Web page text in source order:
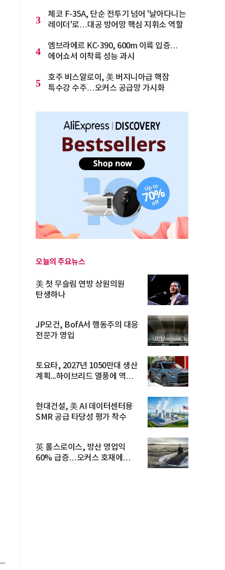
3
체코 F-35A, 단순 전투기 넘어 '날아다니는
레이더'로…대공 방어망 핵심 지휘소 역할
4
엠브라에르 KC-390, 600m 이륙 입증…
에어쇼서 이착륙 성능 과시
5
호주 비스알로이, 美 버지니아급 핵잠
특수강 수주…오커스 공급망 가시화
오늘의 주요뉴스
美 첫 무슬림 연방 상원의원
탄생하나
JP모건, BofA서 행동주의 대응
전문가 영입
토요타, 2027년 1050만대 생산
계획...하이브리드 열풍에 역대
현대건설, 美 AI 데이터센터용
SMR 공급 타당성 평가 착수
英 롤스로이스, 방산 영업익
60% 급증…오커스 호재에